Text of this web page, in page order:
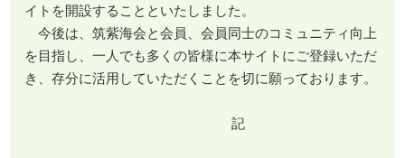
イトを開設することといたしました。
今後は、筑紫海会と会員、会員同士のコミュニティ向上
を目指し、一人でも多くの皆様に本サイトにご登録いただ
き、存分に活用していただくことを切に願っております。
記